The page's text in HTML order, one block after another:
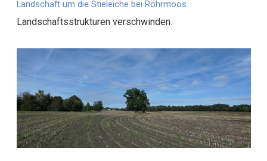
Landschaft um die Stieleiche bei Röhrmoos
Landschaftsstrukturen verschwinden.